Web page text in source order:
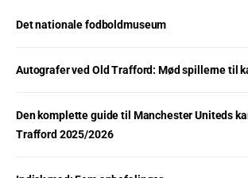
Det nationale fodboldmuseum
Autografer ved Old Trafford: Mød spillerne til
Den komplette guide til Manchester Uniteds
Trafford 2025/2026